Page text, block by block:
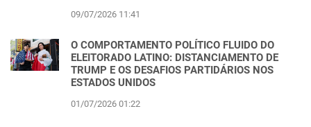
09/07/2026 11:41
O COMPORTAMENTO POLÍTICO FLUIDO DO
ELEITORADO LATINO: DISTANCIAMENTO DE
TRUMP E OS DESAFIOS PARTIDÁRIOS NOS
ESTADOS UNIDOS
01/07/2026 01:22